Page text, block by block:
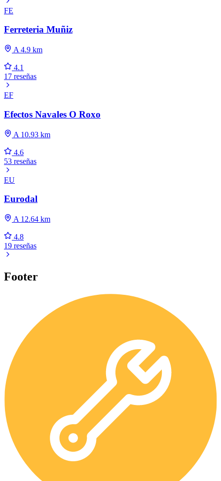
FE
Ferreteria Muñiz
A 4.9 km
4.1
17 reseñas
EF
Efectos Navales O Roxo
A 10.93 km
4.6
53 reseñas
EU
Eurodal
A 12.64 km
4.8
19 reseñas
Footer